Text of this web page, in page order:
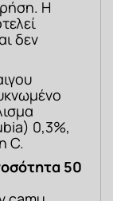
Η
δεν
0,3%,
C.
50